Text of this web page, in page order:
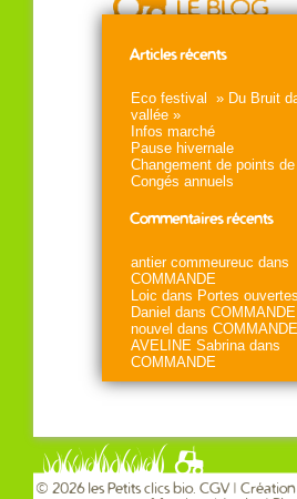
Articles récents
Eco festival » Du Bruit
vallée »
Infos marché
Pause hivernale
Changement de points
Congés annuels
Commentaires récents
antier commeureuc dans
COMMANDE
Loic dans Portes ouvertes
Daniel dansCOMMANDE
nouvel dansCOMMANDE
AVELINE Sabrinadans
COMMANDE
© 2026 les Petits clics bio.CGV |